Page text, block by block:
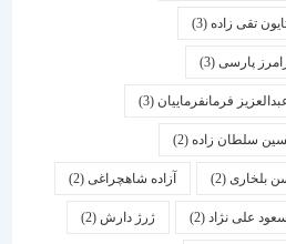
زاده(3)
(3)
فرمانفرماییان(3)
زاده(2)
(2) آزاده شاهچراغی(2)
نژاد(2) ژرژ دارش (2)